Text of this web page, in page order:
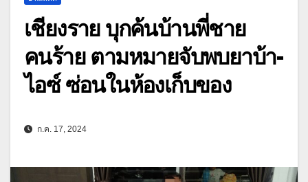
เชียงราย บุกค้นบ้านพี่ชาย
คนร้าย ตามหมายจับพบยาบ้า-
ไอซ์ ซ่อนในห้องเก็บของ
ก.ค. 17, 2024